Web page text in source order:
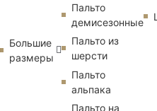
Большие
размеры
Пальто
демисезонные
Пальто из
шерсти
Пальто
альпака
Пальто на